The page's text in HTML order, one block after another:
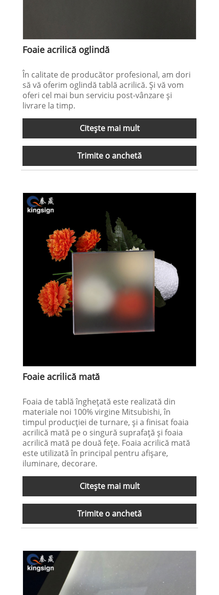
Foaie acrilică oglindă
În calitate de producător profesional, am dori
să vă oferim oglindă tablă acrilică. Și vă vom
oferi cel mai bun serviciu post-vânzare și
livrare la timp.
Citeşte mai mult
Trimite o anchetă
Foaie acrilică mată
Foaia de tablă înghețată este realizată din
materiale noi 100% virgine Mitsubishi, în
timpul producției de turnare, și a finisat foaia
acrilică mată pe o singură suprafață și foaia
acrilică mată pe două fețe. Foaia acrilică mată
este utilizată în principal pentru afișare,
iluminare, decorare.
Citeşte mai mult
Trimite o anchetă